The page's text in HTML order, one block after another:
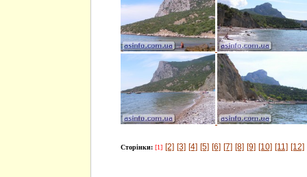
Сторінки: [1] [2] [3] [4] [5] [6] [7] [8] [9] [10] [11] [12]